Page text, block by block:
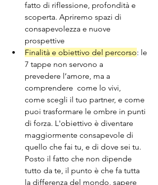
fatto di riflessione, profondità e
scoperta. Apriremo spazi di
consapevolezza e nuove
prospettive
Finalità e obiettivo del percorso: le
7 tappe non servono a
prevedere l’amore, ma a
comprendere  come lo vivi,
come scegli il tuo partner, e come
puoi trasformare le ombre in punti
di forza. L'obiettivo è diventare
maggiormente consapevole di
quello che fai tu, e di dove sei tu.
Posto il fatto che non dipende
tutto da te, il punto è che fa tutta
la differenza del mondo, sapere